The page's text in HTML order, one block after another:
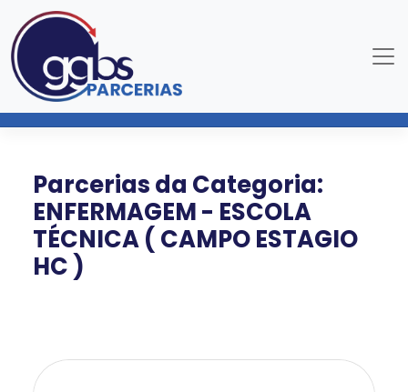
Parcerias da Categoria:
ENFERMAGEM - ESCOLA
TÉCNICA ( CAMPO ESTAGIO
HC )